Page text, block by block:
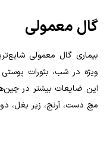
گال معمولی
بیماری گال معمولی
ویژه در شب، بثورات
این ضایعات بیشتر در
مچ دست، آرنج، زیر بغل،